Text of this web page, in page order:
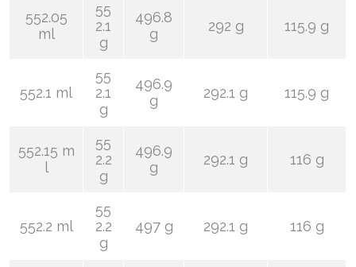
552.05
ml
55
2.1
g
496.8
g
292 g 115.9 g
552.1 ml
55
2.1
g
496.9
g
292.1 g 115.9 g
552.15 m
l
55
2.2
g
496.9
g
292.1 g 116 g
552.2 ml
55
2.2
g
497 g 292.1 g 116 g